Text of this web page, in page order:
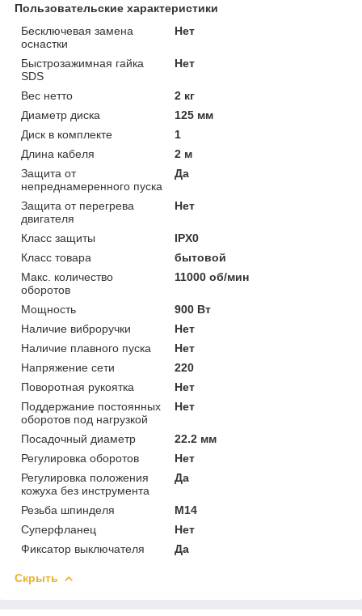
Пользовательские характеристики
Бесключевая замена
оснастки
Нет
Быстрозажимная гайка
SDS
Нет
Вес нетто
2 кг
Диаметр диска
125 мм
Диск в комплекте
1
Длина кабеля
2 м
Защита от
непреднамеренного пуска
Да
Защита от перегрева
двигателя
Нет
Класс защиты
IPX0
Класс товара
бытовой
Макс. количество
оборотов
11000 об/мин
Мощность
900 Вт
Наличие виброручки
Нет
Наличие плавного пуска
Нет
Напряжение сети
220
Поворотная рукоятка
Нет
Поддержание постоянных
оборотов под нагрузкой
Нет
Посадочный диаметр
22.2 мм
Регулировка оборотов
Нет
Регулировка положения
кожуха без инструмента
Да
Резьба шпинделя
M14
Суперфланец
Нет
Фиксатор выключателя
Да
Скрыть